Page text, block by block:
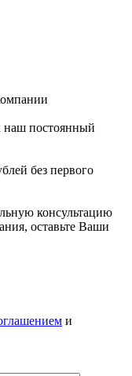
наш постоянный
без первого
консультацию
оставьте Ваши
и